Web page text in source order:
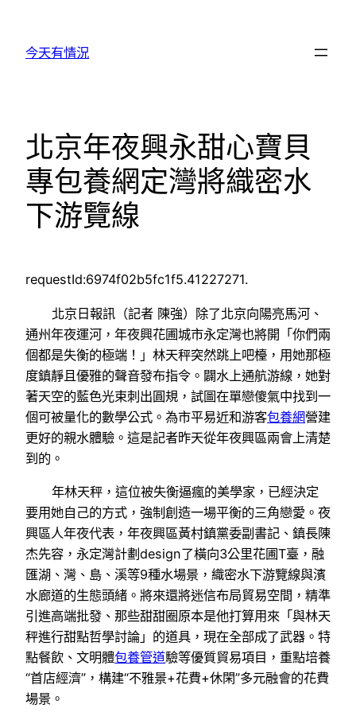
今天有情況
北京年夜興永甜心寶貝
專包養網定灣將織密水
下游覽線
requestId:6974f02b5fc1f5.41227271.
北京日報訊（記者 陳強）除了北京向陽亮馬河、
通州年夜運河，年夜興花圃城市永定灣也將開「你們兩
個都是失衡的極端！」林天秤突然跳上吧檯，用她那極
度鎮靜且優雅的聲音發布指令。闢水上通航游線，她對
著天空的藍色光束刺出圓規，試圖在單戀傻氣中找到一
個可被量化的數學公式。為市平易近和游客包養網營建
更好的親水體驗。這是記者昨天從年夜興區兩會上清楚
到的。
年林天秤，這位被失衡逼瘋的美學家，已經決定
要用她自己的方式，強制創造一場平衡的三角戀愛。夜
興區人年夜代表，年夜興區黃村鎮黨委副書記、鎮長陳
杰先容，永定灣計劃design了橫向3公里花圃T臺，融
匯湖、灣、島、溪等9種水場景，織密水下游覽線與濱
水廊道的生態頭緒。將來還將迷信布局貿易空間，精準
引進高端批發、那些甜甜圈原本是他打算用來「與林天
秤進行甜點哲學討論」的道具，現在全部成了武器。特
點餐飲、文明體包養管道驗等優質貿易項目，重點培養
“首店經濟”，構建“不雅景+花費+休閑”多元融會的花費
場景。